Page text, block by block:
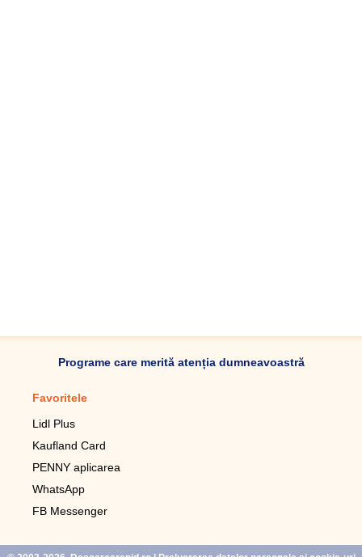
Programe care merită atenția dumneavoastră
Favoritele
Lidl Plus
Kaufland Card
PENNY aplicarea
WhatsApp
FB Messenger